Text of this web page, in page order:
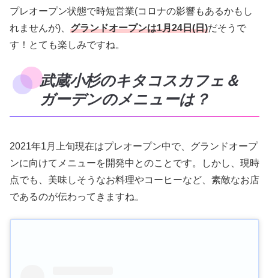
プレオープン状態で時短営業(コロナの影響もあるかもし
れませんが)、 グランドオープンは1月24日(日)だそうで
す！とても楽しみですね。
武蔵小杉のキタコスカフェ＆
ガーデンのメニューは？
2021年1月上旬現在はプレオープン中で、グランドオープ
ンに向けてメニューを開発中とのことです。しかし、現時
点でも、美味しそうなお料理やコーヒーなど、素敵なお店
であるのが伝わってきますね。